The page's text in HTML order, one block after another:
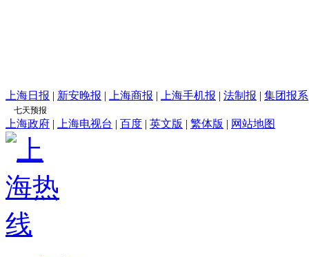
上海日报 | 新安晚报 | 上海商报 | 上海手机报 | 法制报 | 集团报系
上海政府 | 上海电视台 | 百度 | 英文版 | 繁体版 | 网站地图